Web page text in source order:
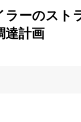
ラーのスト
達計画